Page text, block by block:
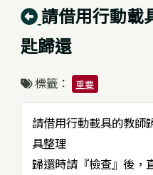
回上頁
請借用行動載
匙歸還
標籤： 重要
請借用行動載具的教師
具整理
歸還時請『檢查』後，